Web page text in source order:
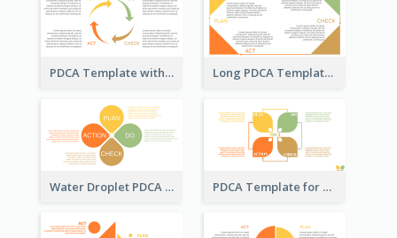
PDCA Template with Arrows Long PDCA Template
Water Droplet PDCA Template PDCA Template for Startup